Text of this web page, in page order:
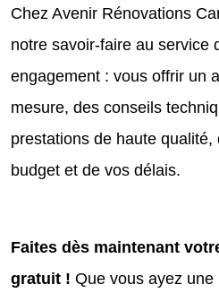
Chez Avenir Rénovations
notre savoir-faire au service
engagement : vous offrir un
mesure, des conseils
prestations de haute
budget et de vos délais.
Faites dès maintenant
gratuit ! Que vous ayez une